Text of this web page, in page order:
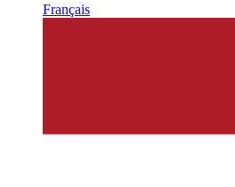
Français